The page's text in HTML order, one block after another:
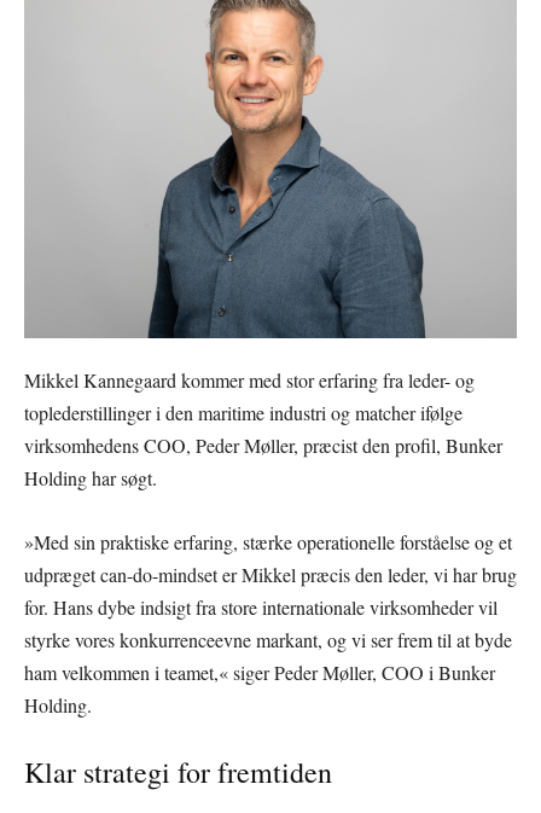
Mikkel Kannegaard kommer med stor erfaring fra leder- og
toplederstillinger i den maritime industri og matcher ifølge
virksomhedens COO, Peder Møller, præcist den profil, Bunker
Holding har søgt.
»Med sin praktiske erfaring, stærke operationelle forståelse og et
udpræget can-do-mindset er Mikkel præcis den leder, vi har brug
for. Hans dybe indsigt fra store internationale virksomheder vil
styrke vores konkurrenceevne markant, og vi ser frem til at byde
ham velkommen i teamet,« siger Peder Møller, COO i Bunker
Holding.
Klar strategi for fremtiden